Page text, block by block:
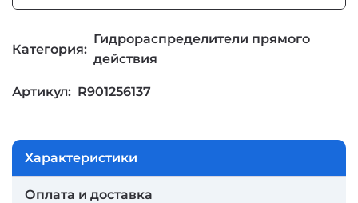
Категория:
Гидрораспределители прямого
действия
Артикул: R901256137
Характеристики
Оплата и доставка